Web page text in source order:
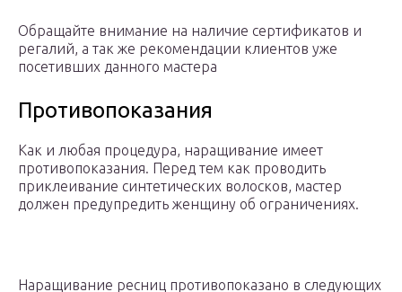
Обращайте внимание на наличие сертификатов и
регалий, а так же рекомендации клиентов уже
посетивших данного мастера
Противопоказания
Как и любая процедура, наращивание имеет
противопоказания. Перед тем как проводить
приклеивание синтетических волосков, мастер
должен предупредить женщину об ограничениях.
Наращивание ресниц противопоказано в следующих